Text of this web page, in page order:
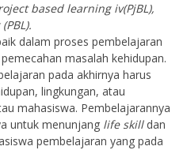
based learning iv(PjBL),
dalam proses pembelajaran
masalah kehidupan.
pada akhirnya harus
lingkungan, atau
mahasiswa. Pembelajarannya
untuk menunjang life skill dan
pembelajaran yang pada